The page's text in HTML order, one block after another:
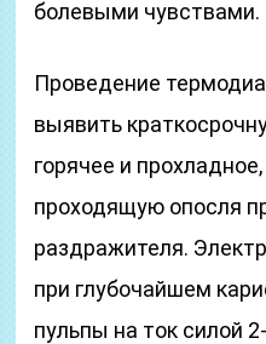
болевыми чувствами.
Проведение
выявить
горячее и
проходящую опосля
раздражителя.
при глубочайшем
пульпы на ток силой